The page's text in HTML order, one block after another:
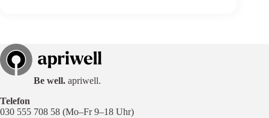
Be well.apriwell.
Telefon
030 555 708 58 (Mo–Fr 9–18 Uhr)